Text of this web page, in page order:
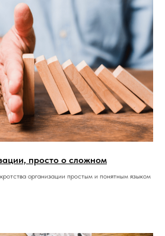
просто о сложном
организации простым и понятным языком